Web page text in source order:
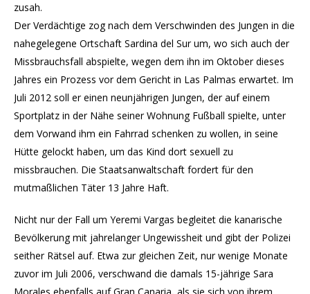
zusah.
Der Verdächtige zog nach dem Verschwinden des Jungen in die
nahegelegene Ortschaft Sardina del Sur um, wo sich auch der
Missbrauchsfall abspielte, wegen dem ihn im Oktober dieses
Jahres ein Prozess vor dem Gericht in Las Palmas erwartet. Im
Juli 2012 soll er einen neunjährigen Jungen, der auf einem
Sportplatz in der Nähe seiner Wohnung Fußball spielte, unter
dem Vorwand ihm ein Fahrrad schenken zu wollen, in seine
Hütte gelockt haben, um das Kind dort sexuell zu
missbrauchen. Die Staatsanwaltschaft fordert für den
mutmaßlichen Täter 13 Jahre Haft.
Nicht nur der Fall um Yeremi Vargas begleitet die kanarische
Bevölkerung mit jahrelanger Ungewissheit und gibt der Polizei
seither Rätsel auf. Etwa zur gleichen Zeit, nur wenige Monate
zuvor im Juli 2006, verschwand die damals 15-jährige Sara